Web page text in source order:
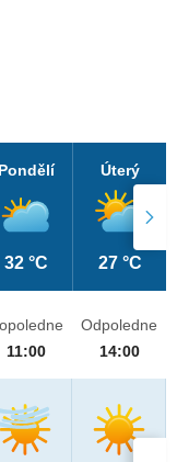
Pondělí
32 °C
Úterý
27 °C
11:00
Odpoledne
14:00